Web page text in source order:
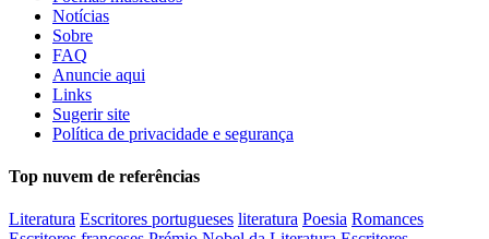
Notícias
Sobre
FAQ
Anuncie aqui
Links
Sugerir site
Política de privacidade e segurança
Top nuvem de referências
Literatura Escritores portugueses literatura Poesia Romances